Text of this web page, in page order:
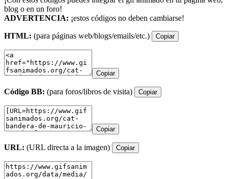
blog o en un foro!
ADVERTENCIA: ¡estos códigos no deben cambiarse!
HTML: (para páginas web/blogs/emails/etc.) Copiar
Copiar
Código BB: (para foros/libros de visita) Copiar
Copiar
URL: (URL directa a la imagen) Copiar